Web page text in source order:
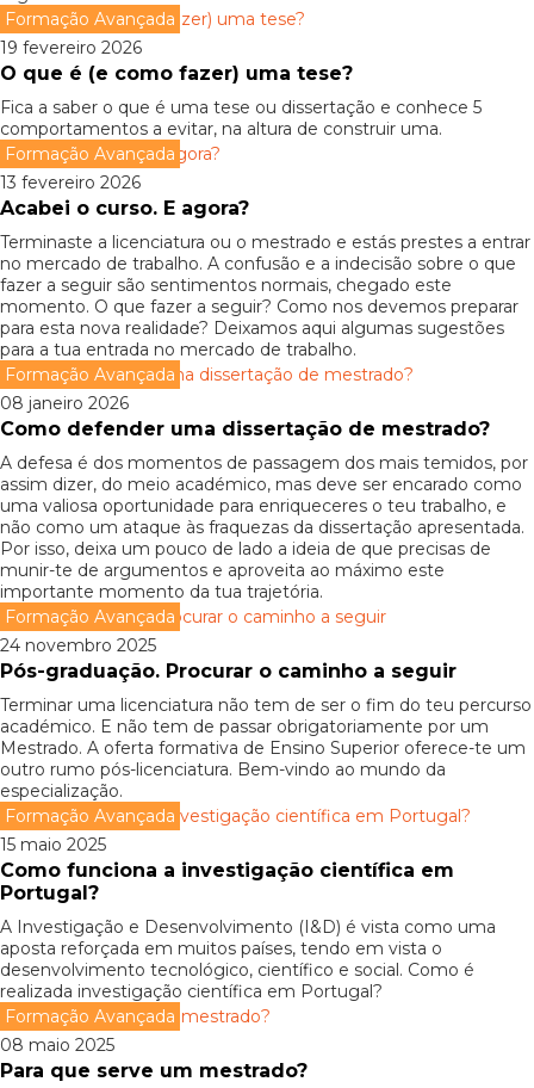
Formação Avançada
19 fevereiro 2026
O que é (e como fazer) uma tese?
Fica a saber o que é uma tese ou dissertação e conhece 5
comportamentos a evitar, na altura de construir uma.
Formação Avançada
13 fevereiro 2026
Acabei o curso. E agora?
Terminaste a licenciatura ou o mestrado e estás prestes a entrar
no mercado de trabalho. A confusão e a indecisão sobre o que
fazer a seguir são sentimentos normais, chegado este
momento. O que fazer a seguir? Como nos devemos preparar
para esta nova realidade? Deixamos aqui algumas sugestões
para a tua entrada no mercado de trabalho.
Formação Avançada
08 janeiro 2026
Como defender uma dissertação de mestrado?
A defesa é dos momentos de passagem dos mais temidos, por
assim dizer, do meio académico, mas deve ser encarado como
uma valiosa oportunidade para enriqueceres o teu trabalho, e
não como um ataque às fraquezas da dissertação apresentada.
Por isso, deixa um pouco de lado a ideia de que precisas de
munir-te de argumentos e aproveita ao máximo este
importante momento da tua trajetória.
Formação Avançada
24 novembro 2025
Pós-graduação. Procurar o caminho a seguir
Terminar uma licenciatura não tem de ser o fim do teu percurso
académico. E não tem de passar obrigatoriamente por um
Mestrado. A oferta formativa de Ensino Superior oferece-te um
outro rumo pós-licenciatura. Bem-vindo ao mundo da
especialização.
Formação Avançada
15 maio 2025
Como funciona a investigação científica em
Portugal?
A Investigação e Desenvolvimento (I&D) é vista como uma
aposta reforçada em muitos países, tendo em vista o
desenvolvimento tecnológico, científico e social. Como é
realizada investigação científica em Portugal?
Formação Avançada
08 maio 2025
Para que serve um mestrado?